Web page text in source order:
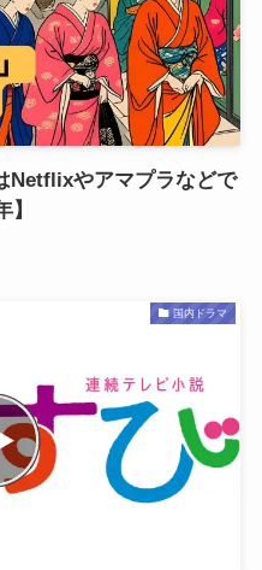
Netflixやアマプラなどで
国内ドラマ